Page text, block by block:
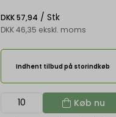
DKK 57,94 / Stk
DKK 46,35 ekskl. moms
Indhent tilbud på storindkøb
Køb nu